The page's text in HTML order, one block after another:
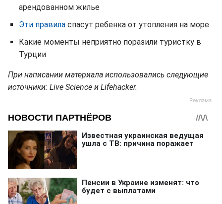
арендованном жилье
Эти правила спасут ребенка от утопления на море
Какие моменты неприятно поразили туристку в
Турции
При написании материала использовались следующие
источники: Live Science и Lifehacker.